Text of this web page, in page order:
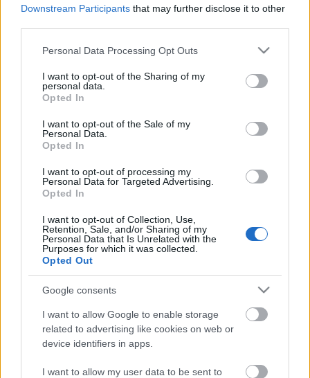
Downstream Participants that may further disclose it to other
Please note that this website/app uses one or more Google
not limited to your visit or usage behaviour. You may click to
grant or deny consent to Google and its third-party tags to
use your data for below specified purposes in below Google
consent section.
Personal Data Processing Opt Outs
I want to opt-out of the Sharing of my
personal data.
Opted In
I want to opt-out of the Sale of my
Personal Data.
Opted In
I want to opt-out of processing my
Personal Data for Targeted Advertising.
Opted In
I want to opt-out of Collection, Use,
Retention, Sale, and/or Sharing of my
Personal Data that Is Unrelated with the
Purposes for which it was collected.
Opted Out
Google consents
I want to allow Google to enable storage
related to advertising like cookies on web or
device identifiers in apps.
I want to allow my user data to be sent to
KKV balegyenes II.
prosequor•2016. május 08.
Itt leírtam, mi mindennel kell foglalkoznod, ha
vállalkozol, és mi az, amiben segíteni tudunk Neked.
Több munka + több kockázat = több pénz! Vagy
igen, vagy nem... Vállalkozóként egész más
dimenziókban kell gondolkoznod, mint
alkalmazottként. Bár vállalkozásoddal nyilván nem…